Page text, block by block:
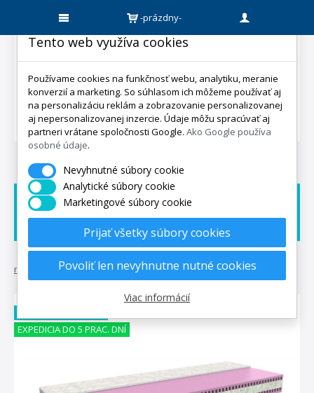
-prázdny-
Doprava zadarmo
Dárek zadarmo
Expedicia do 5 dní
mpo-matrace.sk • matrace•matrac klasik
EXPEDICIA DO 5 PRAC. DNÍ
Tento web využíva cookies
Používame cookies na funkčnosť webu, analytiku, meranie
konverzií a marketing. So súhlasom ich môžeme používať aj
na personalizáciu reklám a zobrazovanie personalizovanej
aj nepersonalizovanej inzercie. Údaje môžu spracúvať aj
partneri vrátane spoločnosti Google. Ako Google používa
osobné údaje.
Nevyhnutné súbory cookie
Analytické súbory cookie
Marketingové súbory cookie
Prijať všetky súbory cookies
Povoliť len nevyhnutne nutné cookies
Viac informácií